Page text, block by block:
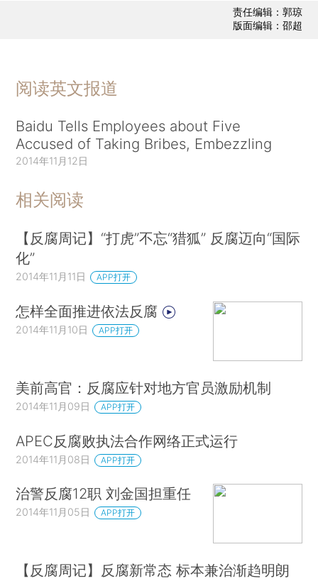
责任编辑：郭琼
版面编辑：邵超
阅读英文报道
Baidu Tells Employees about Five
Accused of Taking Bribes, Embezzling
2014年11月12日
相关阅读
【反腐周记】“打虎”不忘“猎狐” 反腐迈向“国际
化”
2014年11月11日 APP打开
怎样全面推进依法反腐
2014年11月10日 APP打开
美前高官：反腐应针对地方官员激励机制
2014年11月09日 APP打开
APEC反腐败执法合作网络正式运行
2014年11月08日 APP打开
治警反腐12职 刘金国担重任
2014年11月05日 APP打开
【反腐周记】反腐新常态 标本兼治渐趋明朗